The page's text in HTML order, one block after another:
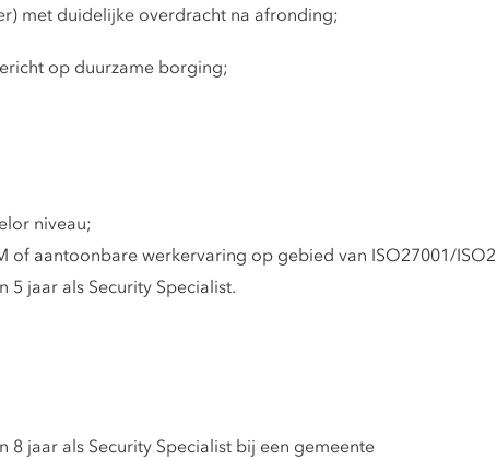
met duidelijke overdracht na afronding;
op duurzame borging;
niveau;
aantoonbare werkervaring op gebied van ISO27001/
jaar als Security Specialist.
jaar als Security Specialist bij een gemeente